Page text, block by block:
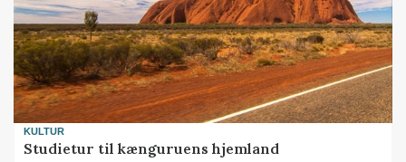
KULTUR
Studietur til kænguruens hjemland